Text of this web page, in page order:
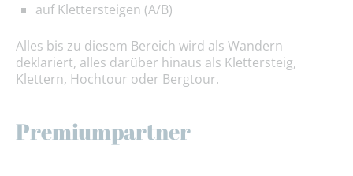
auf Klettersteigen (A/B)
Alles bis zu diesem Bereich wird als Wandern
deklariert, alles darüber hinaus als Klettersteig,
Klettern, Hochtour oder Bergtour.
Premiumpartner